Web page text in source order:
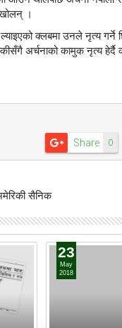
खोलन् ।
क्लबमा उनले नृत्य
अर्चनाको कामुक नृत्य
0
Share
सैनिक
23
May
2018